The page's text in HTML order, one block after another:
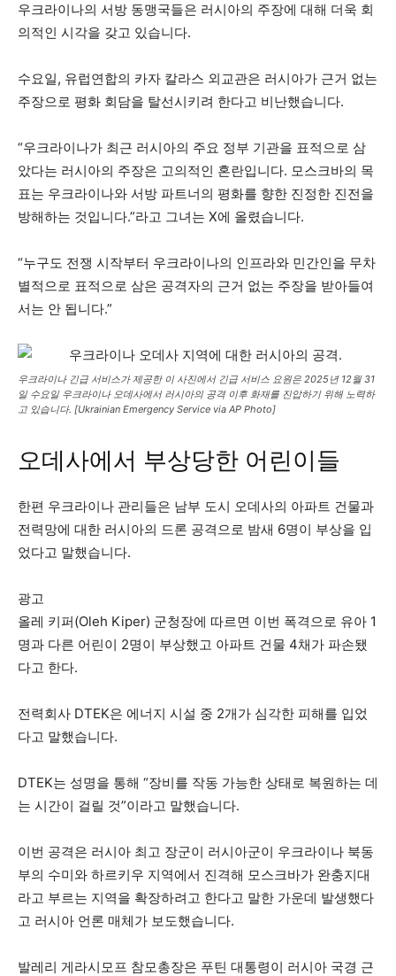
우크라이나의 서방 동맹국들은 러시아의 주장에 대해 더욱 회
의적인 시각을 갖고 있습니다.
수요일, 유럽연합의 카자 칼라스 외교관은 러시아가 근거 없는
주장으로 평화 회담을 탈선시키려 한다고 비난했습니다.
“우크라이나가 최근 러시아의 주요 정부 기관을 표적으로 삼
았다는 러시아의 주장은 고의적인 혼란입니다. 모스크바의 목
표는 우크라이나와 서방 파트너의 평화를 향한 진정한 진전을
방해하는 것입니다.”라고 그녀는 X에 올렸습니다.
“누구도 전쟁 시작부터 우크라이나의 인프라와 민간인을 무차
별적으로 표적으로 삼은 공격자의 근거 없는 주장을 받아들여
서는 안 됩니다.”
우크라이나 긴급 서비스가 제공한 이 사진에서 긴급 서비스 요원은 2025년 12월 31
일 수요일 우크라이나 오데사에서 러시아의 공격 이후 화재를 진압하기 위해 노력하
고 있습니다. [Ukrainian Emergency Service via AP Photo]
오데사에서 부상당한 어린이들
한편 우크라이나 관리들은 남부 도시 오데사의 아파트 건물과
전력망에 대한 러시아의 드론 공격으로 밤새 6명이 부상을 입
었다고 말했습니다.
광고
올레 키퍼(Oleh Kiper) 군청장에 따르면 이번 폭격으로 유아 1
명과 다른 어린이 2명이 부상했고 아파트 건물 4채가 파손됐
다고 한다.
전력회사 DTEK은 에너지 시설 중 2개가 심각한 피해를 입었
다고 말했습니다.
DTEK는 성명을 통해 “장비를 작동 가능한 상태로 복원하는 데
는 시간이 걸릴 것”이라고 말했습니다.
이번 공격은 러시아 최고 장군이 러시아군이 우크라이나 북동
부의 수미와 하르키우 지역에서 진격해 모스크바가 완충지대
라고 부르는 지역을 확장하려고 한다고 말한 가운데 발생했다
고 러시아 언론 매체가 보도했습니다.
발레리 게라시모프 참모총장은 푸틴 대통령이 러시아 국경 근